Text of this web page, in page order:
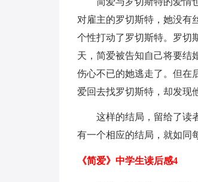
对雇主的罗切斯特，她没有
个性打动了罗切斯特。罗切
天，简爱被告知自己将要结
伤心不已的她逃走了。但在
爱回去找罗切斯特，却发现
这样的结局，留给了读
有一个相应的结局，就如同
《简爱》中学生读后感4